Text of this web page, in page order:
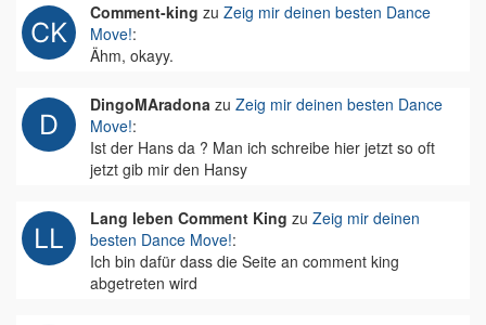
Comment-king zu Zeig mir deinen besten Dance
Move!:
Ähm, okayy.
DingoMAradona zu Zeig mir deinen besten Dance
Move!:
Ist der Hans da ? Man ich schreibe hier jetzt so oft
jetzt gib mir den Hansy
Lang leben Comment King zu Zeig mir deinen
besten Dance Move!:
Ich bin dafür dass die Seite an comment king
abgetreten wird